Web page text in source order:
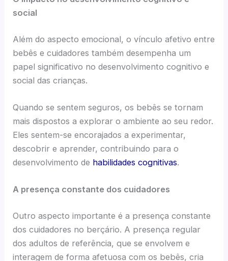
social
Além do aspecto emocional, o vínculo afetivo entre
bebês e cuidadores também desempenha um
papel significativo no desenvolvimento cognitivo e
social das crianças.
Quando se sentem seguros, os bebês se tornam
mais dispostos a explorar o ambiente ao seu redor.
Eles sentem-se encorajados a experimentar,
descobrir e aprender, contribuindo para o
desenvolvimento de habilidades cognitivas.
A presença constante dos cuidadores
Outro aspecto importante é a presença constante
dos cuidadores no berçário. A presença regular
dos adultos de referência, que se envolvem e
interagem de forma afetuosa com os bebês, cria